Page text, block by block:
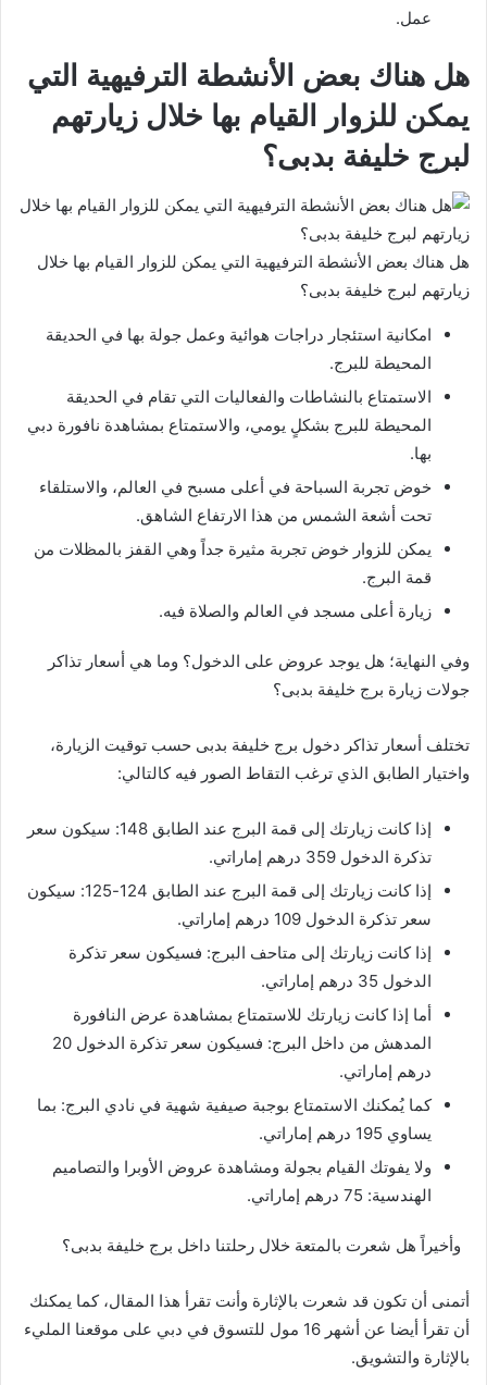
عمل.
هل هناك بعض الأنشطة الترفيهية التي
يمكن للزوار القيام بها خلال زيارتهم
لبرج خليفة بدبى؟
هل هناك بعض الأنشطة الترفيهية التي يمكن للزوار القيام بها خلال
زيارتهم لبرج خليفة بدبى؟
امكانية استئجار دراجات هوائية وعمل جولة بها في الحديقة
المحيطة للبرج.
الاستمتاع بالنشاطات والفعاليات التي تقام في الحديقة
المحيطة للبرج بشكلٍ يومي، والاستمتاع بمشاهدة نافورة دبي
بها.
خوض تجربة السباحة في أعلى مسبح في العالم، والاستلقاء
تحت أشعة الشمس من هذا الارتفاع الشاهق.
يمكن للزوار خوض تجربة مثيرة جداً وهي القفز بالمظلات من
قمة البرج.
زيارة أعلى مسجد في العالم والصلاة فيه.
وفي النهاية؛ هل يوجد عروض على الدخول؟ وما هي أسعار تذاكر
جولات زيارة برج خليفة بدبى؟
تختلف أسعار تذاكر دخول برج خليفة بدبى حسب توقيت الزيارة،
واختيار الطابق الذي ترغب التقاط الصور فيه كالتالي:
إذا كانت زيارتك إلى قمة البرج عند الطابق 148: سيكون سعر
تذكرة الدخول 359 درهم إماراتي.
إذا كانت زيارتك إلى قمة البرج عند الطابق 124-125: سيكون
سعر تذكرة الدخول 109 درهم إماراتي.
إذا كانت زيارتك إلى متاحف البرج: فسيكون سعر تذكرة
الدخول 35 درهم إماراتي.
أما إذا كانت زيارتك للاستمتاع بمشاهدة عرض النافورة
المدهش من داخل البرج: فسيكون سعر تذكرة الدخول 20
درهم إماراتي.
كما يُمكنك الاستمتاع بوجبة صيفية شهية في نادي البرج: بما
يساوي 195 درهم إماراتي.
ولا يفوتك القيام بجولة ومشاهدة عروض الأوبرا والتصاميم
الهندسية: 75 درهم إماراتي.
وأخيراً هل شعرت بالمتعة خلال رحلتنا داخل برج خليفة بدبى؟
أتمنى أن تكون قد شعرت بالإثارة وأنت تقرأ هذا المقال، كما يمكنك
أن تقرأ أيضا عن أشهر 16 مول للتسوق في دبي على موقعنا المليء
بالإثارة والتشويق.